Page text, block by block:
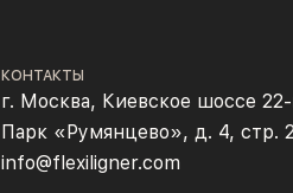
КОНТАКТЫ
г. Москва, Киевское шоссе
Парк «Румянцево», д. 4, стр.
info@flexiligner.com